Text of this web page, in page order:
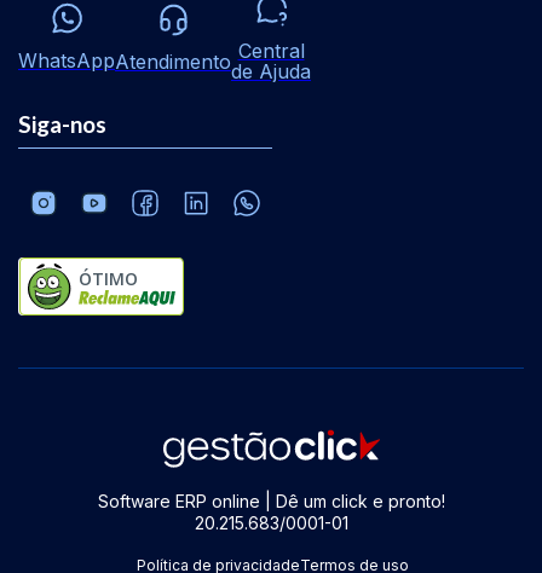
WhatsAppAtendimento Central
de Ajuda
Siga-nos
ÓTIMO
Software ERP online | Dê um click e pronto!
20.215.683/0001-01
Política de privacidadeTermos de uso